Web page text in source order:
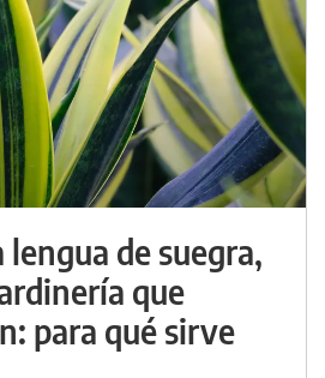
lengua de suegra,
que
para qué sirve